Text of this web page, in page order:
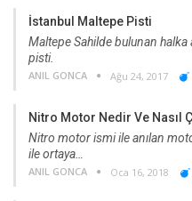
İstanbul Maltepe Pisti
Maltepe Sahilde bulunan
pisti.
ANIL GONCA Ağu 24, 2017
Nitro Motor Nedir Ve Nasıl
Nitro motor ismi ile anılan
ile ortaya…
ANIL GONCA Oca 16, 2018